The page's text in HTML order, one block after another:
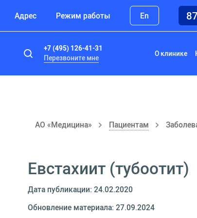
Адрес Режим работы En
+7 (495) 126-41-31
Перезвоните мне
О клинике
АО «Медицина» Пациентам
Евстахиит (тубоотит)
Дата публикации: 24.02.2020
Обновление материала: 27.09.2024